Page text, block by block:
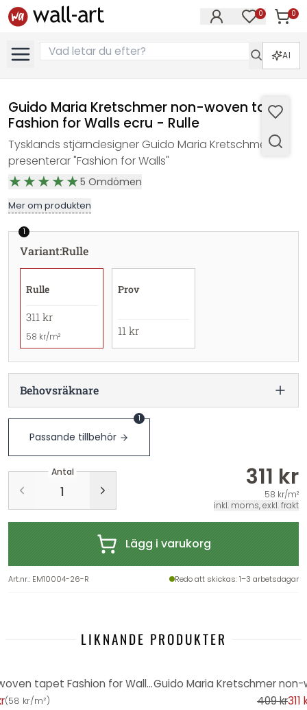
0 0
AI
Guido Maria Kretschmer non-woven tapet
Fashion for Walls ecru - Rulle
Tysklands stjärndesigner Guido Maria Kretschmer
presenterar "Fashion for Walls"
5 Omdömen
Mer om produkten
1
Variant:Rulle
Rulle
311 kr
58 kr/m²
Prov
11 kr
Behovsräknare
Passande tillbehör
1
Antal 311 kr
58 kr/m²
inkl. moms, exkl. frakt
Lägg i varukorg
Art.nr.: EM10004-26-R Redo att skickas: 1–3 arbetsdagar
LIKNANDE PRODUKTER
Guido Maria Kretschmer non-woven tapet Fashion for Walls svart
(58 kr/m²) 409 kr311